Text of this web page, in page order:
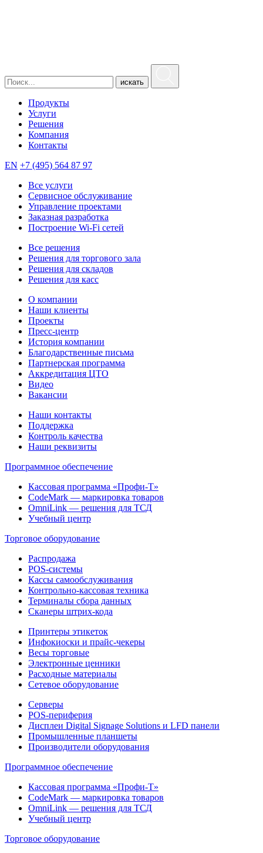
искать
Продукты
Услуги
Решения
Компания
Контакты
EN +7 (495) 564 87 97
Все услуги
Сервисное обслуживание
Управление проектами
Заказная разработка
Построение Wi-Fi сетей
Все решения
Решения для торгового зала
Решения для складов
Решения для касс
О компании
Наши клиенты
Проекты
Пресс-центр
История компании
Благодарственные письма
Партнерская программа
Аккредитация ЦТО
Видео
Вакансии
Наши контакты
Поддержка
Контроль качества
Наши реквизиты
Программное обеспечение
Кассовая программа «Профи-Т»
CodeMark — маркировка товаров
OmniLink — решения для ТСД
Учебный центр
Торговое оборудование
Распродажа
POS-системы
Кассы самообслуживания
Контрольно-кассовая техника
Терминалы сбора данных
Сканеры штрих-кода
Принтеры этикеток
Инфокиоски и прайс-чекеры
Весы торговые
Электронные ценники
Расходные материалы
Сетевое оборудование
Серверы
POS-периферия
Дисплеи Digital Signage Solutions и LFD панели
Промышленные планшеты
Производители оборудования
Программное обеспечение
Кассовая программа «Профи-Т»
CodeMark — маркировка товаров
OmniLink — решения для ТСД
Учебный центр
Торговое оборудование